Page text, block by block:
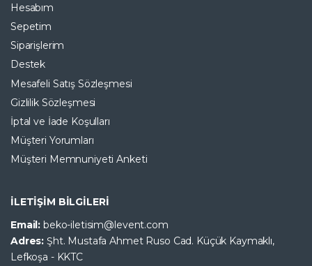
Hesabım
Sepetim
Siparişlerim
Destek
Mesafeli Satış Sözleşmesi
Gizlilik Sözleşmesi
İptal ve İade Koşulları
Müşteri Yorumları
Müşteri Memnuniyeti Anketi
İLETİŞİM BİLGİLERİ
Email: beko-iletisim@levent.com
Adres:Şht. Mustafa Ahmet Ruso Cad. Küçük Kaymaklı,
Lefkoşa - KKTC